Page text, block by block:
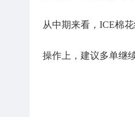
从中期来看，ICE棉
操作上，建议多单继